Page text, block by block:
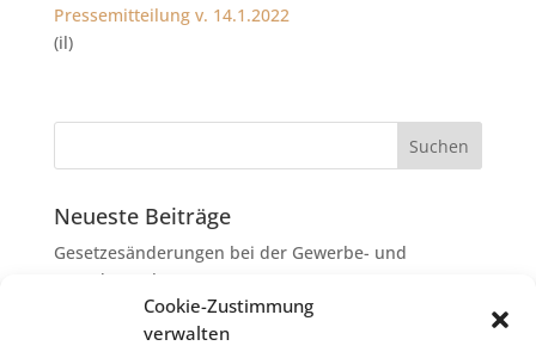
Cookie-Zustimmung
verwalten
Pressemitteilung v. 14.1.2022
(il)
Neueste Beiträge
Gesetzesänderungen bei der Gewerbe- und
Grunderwerbsteuer
Erbschaftsteuer: Rechtsanwaltskosten bei Streit über
Erbauseinandersetzung als